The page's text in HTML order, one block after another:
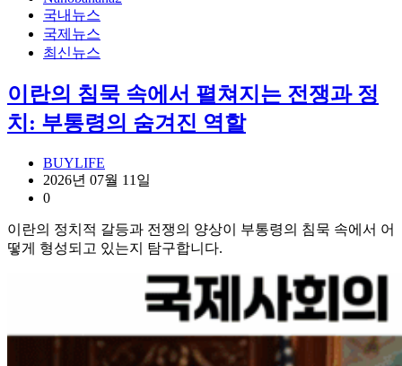
국내뉴스
국제뉴스
최신뉴스
이란의 침묵 속에서 펼쳐지는 전쟁과 정
치: 부통령의 숨겨진 역할
BUYLIFE
2026년 07월 11일
0
이란의 정치적 갈등과 전쟁의 양상이 부통령의 침묵 속에서 어
떻게 형성되고 있는지 탐구합니다.